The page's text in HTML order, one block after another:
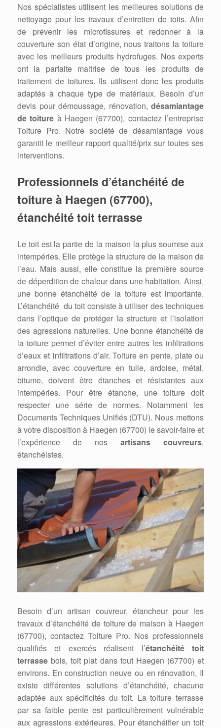
Nos spécialistes utilisent les meilleures solutions de
nettoyage pour les travaux d’entretien de toits. Afin
de prévenir les microfissures et redonner à la
couverture son état d’origine, nous traitons la toiture
avec les meilleurs produits hydrofuges. Nos experts
ont la parfaite maitrise de tous les produits de
traitement de toitures. Ils utilisent donc les produits
adaptés à chaque type de matériaux. Besoin d’un
devis pour démoussage, rénovation, désamiantage
de toiture à Haegen (67700), contactez l’entreprise
Toiture Pro. Notre société de désamiantage vous
garantit le meilleur rapport qualité/prix sur toutes ses
interventions.
Professionnels d’étanchéité de
toiture à Haegen (67700),
étanchéité toit terrasse
Le toit est la partie de la maison la plus soumise aux
intempéries. Elle protège la structure de la maison de
l’eau. Mais aussi, elle constitue la première source
de déperdition de chaleur dans une habitation. Ainsi,
une bonne étanchéité de la toiture est importante.
L’étanchéité du toit consiste à utiliser des techniques
dans l’optique de protéger la structure et l’isolation
des agressions naturelles. Une bonne étanchéité de
la toiture permet d’éviter entre autres les infiltrations
d’eaux et infiltrations d’air. Toiture en pente, plate ou
arrondie, avec couverture en tuile, ardoise, métal,
bitume, doivent être étanches et résistantes aux
intempéries. Pour être étanche, une toiture doit
respecter une série de normes. Notamment les
Documents Techniques Unifiés (DTU). Nous mettons
à votre disposition à Haegen (67700) le savoir-faire et
l’expérience de nos artisans couvreurs,
étanchéistes.
Besoin d’un artisan couvreur, étancheur pour les
travaux d’étanchéité de toiture de maison à Haegen
(67700), contactez Toiture Pro. Nos professionnels
qualifiés et exercés réalisent l’étanchéité toit
terrasse bois, toit plat dans tout Haegen (67700) et
environs. En construction neuve ou en rénovation, Il
existe différentes solutions d’étanchéité, chacune
adaptée aux spécificités du toit. La toiture terrasse
par sa faible pente est particulièrement vulnérable
aux agressions extérieures. Pour étanchéifier un toit